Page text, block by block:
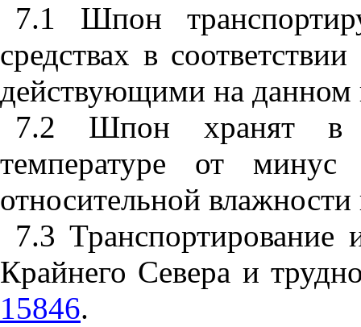
7.1 Шпон
средствах в соответствии
действующими на данном
7.2 Шпон хранят в
температуре от
относительной
7.3
Крайнего Севера и
15846.